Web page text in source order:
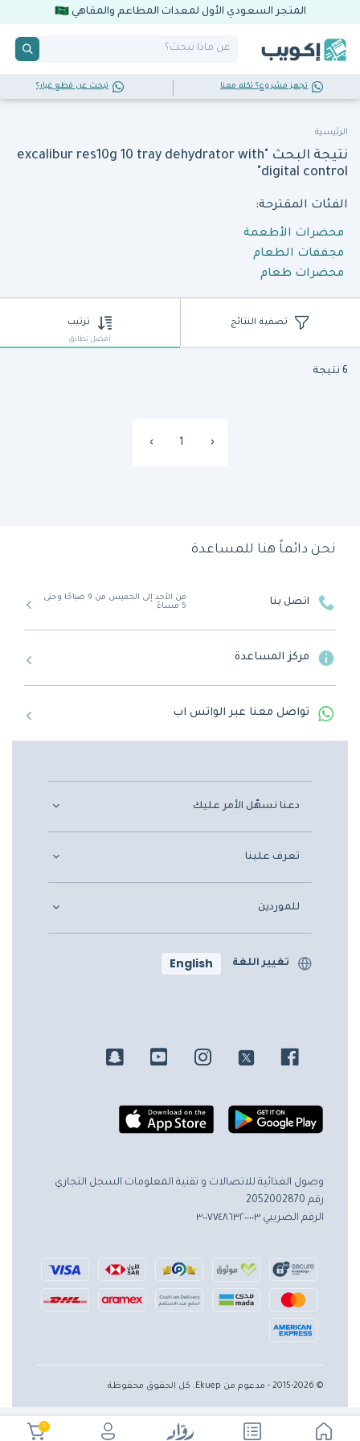
المتجر السعودي الأول لمعدات المطاعم والمقاهي
0
تجهز مشروع؟ تكلم معنا تبحث عن قطع غيار؟
الرئيسية
نتيجة البحث "excalibur res10g 10 tray dehydrator with
digital control"
الفئات المقترحة:
محضرات الأطعمة
مجففات الطعام
محضرات طعام
تصفية النتائج ترتيب
أفضل تطابق
6 نتيجة
‹
1
›
نحن دائماً هنا للمساعدة
اتصل بنا
من الأحد إلى الخميس من 9 صباحًا وحتى
5 مساءً
مركز المساعدة
تواصل معنا عبر الواتس اب
دعنا نسهّل الأمر عليك
تعرف علينا
للموردين
تغيير اللغة English
وصول الغذائية للاتصالات و تقنية المعلومات السجل التجاري
رقم 2052002870
الرقم الضريبي ٣٠٠٧٧٤٨٦٣٢٠٠٠٠٣
© 2015-2026 - مدعوم من Ekuep. كل الحقوق محفوظة